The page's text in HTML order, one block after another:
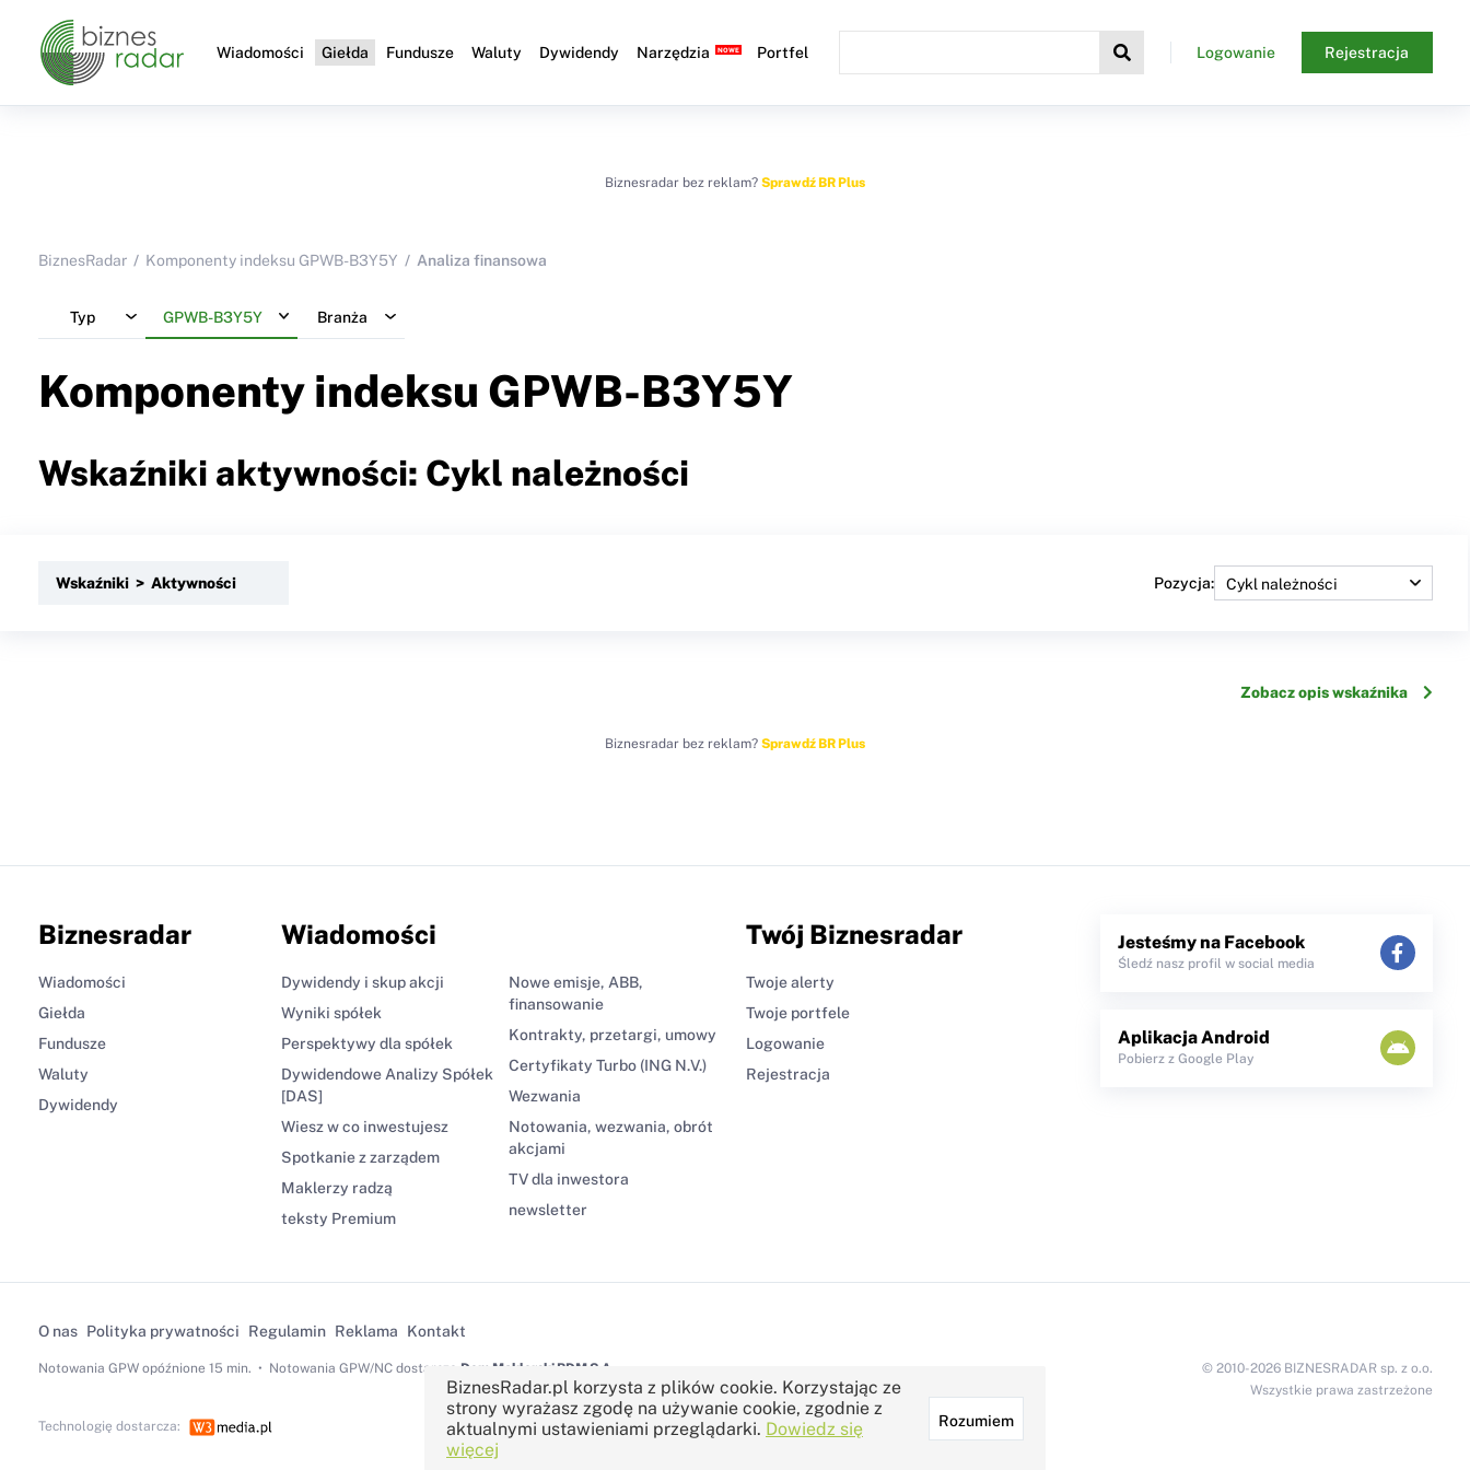
Wiadomości Giełda Fundusze Waluty Dywidendy Narzędzia Portfel Logowanie Rejestracja
Biznesradar bez reklam? Sprawdź BR Plus
BiznesRadar Komponenty indeksu GPWB-B3Y5Y Analiza finansowa
Typ GPWB-B3Y5Y Branża
Komponenty indeksu GPWB-B3Y5Y
Wskaźniki aktywności: Cykl należności
Wskaźniki > Aktywności Pozycja:
Zobacz opis wskaźnika
Biznesradar bez reklam? Sprawdź BR Plus
Biznesradar
Wiadomości
Giełda
Fundusze
Waluty
Dywidendy
Wiadomości
Dywidendy i skup akcji
Wyniki spółek
Perspektywy dla spółek
Dywidendowe Analizy Spółek
[DAS]
Wiesz w co inwestujesz
Spotkanie z zarządem
Maklerzy radzą
teksty Premium
Nowe emisje, ABB,
finansowanie
Kontrakty, przetargi, umowy
Certyfikaty Turbo (ING N.V.)
Wezwania
Notowania, wezwania, obrót
akcjami
TV dla inwestora
newsletter
Twój Biznesradar
Twoje alerty
Twoje portfele
Logowanie
Rejestracja
Jesteśmy na Facebook
Śledź nasz profil w social media
Aplikacja Android
Pobierz z Google Play
O nas Polityka prywatności Regulamin Reklama Kontakt
Notowania GPWopóźnione 15 min. Notowania GPW/NC dostarcza Dom Maklerski BDM S.A.
© 2010-2026 BIZNESRADAR sp. z o.o.
Wszystkie prawa zastrzeżone
Technologię dostarcza:
BiznesRadar.pl korzysta z plików cookie. Korzystając ze
strony wyrażasz zgodę na używanie cookie, zgodnie z
aktualnymi ustawieniami przeglądarki. Dowiedz się
więcej
Rozumiem